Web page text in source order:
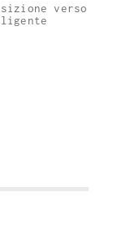
verso